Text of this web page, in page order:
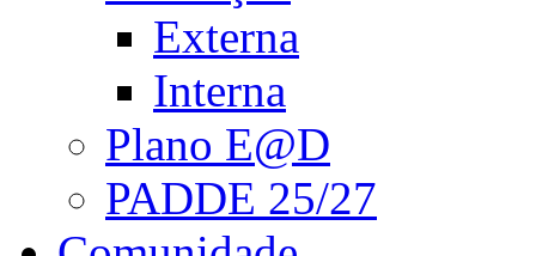
Externa
Interna
Plano E@D
PADDE 25/27